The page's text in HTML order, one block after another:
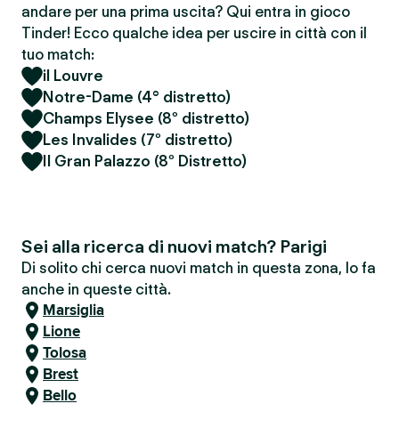
andare per una prima uscita? Qui entra in gioco
Tinder! Ecco qualche idea per uscire in città con il
tuo match:
il Louvre
Notre-Dame (4° distretto)
Champs Elysee (8º distretto)
Les Invalides (7º distretto)
Il Gran Palazzo (8º Distretto)
Sei alla ricerca di nuovi match? Parigi
Di solito chi cerca nuovi match in questa zona, lo fa
anche in queste città.
Marsiglia
Lione
Tolosa
Brest
Bello